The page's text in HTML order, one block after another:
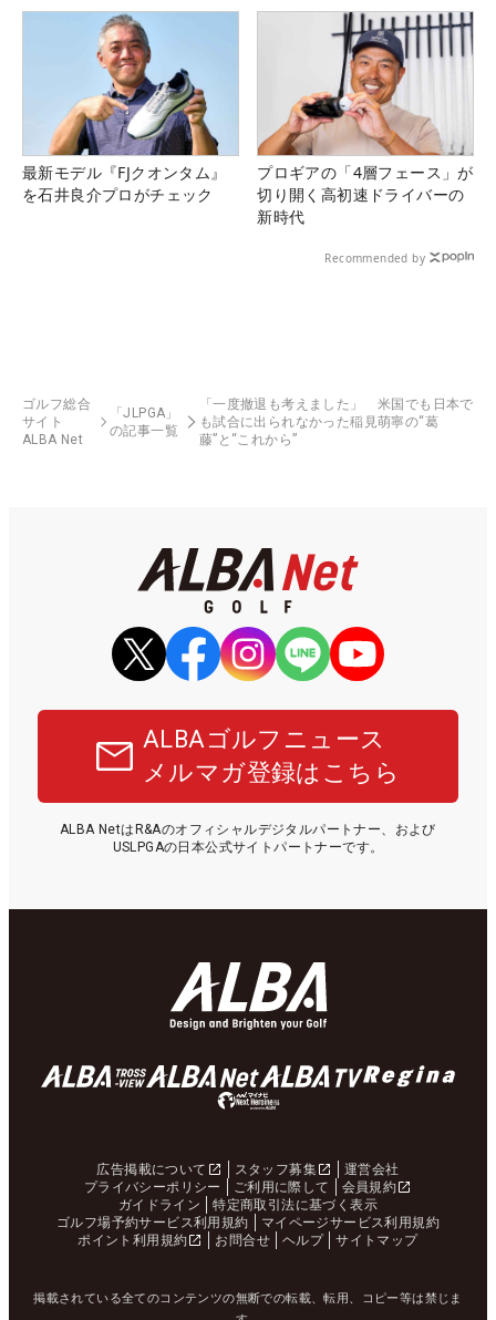
最新モデル『FJクオンタム』
を石井良介プロがチェック
プロギアの「4層フェース」が
切り開く高初速ドライバーの
新時代
Recommended by
ゴルフ総合
サイト
ALBA Net
「JLPGA」
の記事一覧
「一度撤退も考えました」 米国でも日本で
も試合に出られなかった稲見萌寧の“葛
藤”と“これから”
ALBAゴルフニュース
メルマガ登録はこちら
ALBA NetはR&Aのオフィシャルデジタルパートナー、および
USLPGAの日本公式サイトパートナーです。
広告掲載について スタッフ募集
運営会社
プライバシーポリシー
ご利用に際して
会員規約
ガイドライン
特定商取引法に基づく表示
ゴルフ場予約サービス利用規約
マイページサービス利用規約
ポイント利用規約
お問合せ ヘルプ サイトマップ
掲載されている全てのコンテンツの無断での転載、転用、コピー等は禁じま